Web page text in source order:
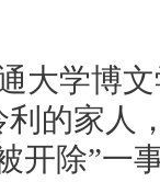
学博文
的家人
开除”一